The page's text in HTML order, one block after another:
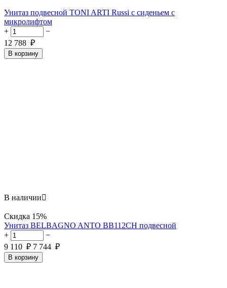
Унитаз подвесной TONI ARTI Russi с сиденьем с
микролифтом
+
−
12 788 ₽
В корзину
В наличии
Скидка 15%
Унитаз BELBAGNO ANTO BB112CH подвесной
+
−
9 110 ₽ 7 744 ₽
В корзину